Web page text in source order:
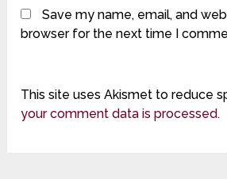
Save my name, email, and
browser for the next time I
This site uses Akismet to reduce
your comment data is processed.